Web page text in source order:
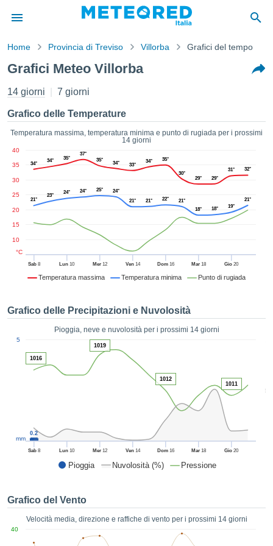
di
stati
da
che le
di
a
Web
le
per
senza
clic sul
ACCETTA
Home Provincia di Treviso Villorba Grafici del tempo
Grafici Meteo Villorba
14 giorni 7 giorni
Grafico delle Temperature
Temperatura massima, temperatura minima e punto di rugiada per i prossimi
14 giorni
Temperatura massima Temperatura minima Punto di rugiada
Sab8 Lun 10 Mer12 Ven14 Dom16 Mar18 Gio 20
10
15
20
25
30
35
40
°C
34°
34° 35°
37°
35°
34° 33°
34° 35°
30°
29°
29°
31° 32°
21°
23°
24° 24° 25°
24°
21°
21° 22°
21°
18°
18° 19°
21°
Grafico delle Precipitazioni e Nuvolosità
Pioggia, neve e nuvolosità per i prossimi 14 giorni
Pioggia Nuvolosità (%) Pressione
50
Sab8 Lun 10 Mer12 Ven14 Dom16 Mar18 Gio 20
5
mm
0.2
1016
1019
1012
1011
Grafico del Vento
Velocità media, direzione e raffiche di vento per i prossimi 14 giorni
40